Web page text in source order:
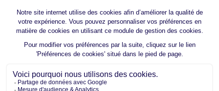
lien ou d’utiliser notre site internet à des fins publiques,
commerciales, ou privées. De même, toute utilisation du
contenu et de notre site internet à des fins illégales fera
l’objet de poursuites judiciaires.
4.EXCLUSION DE GARANTIE ET DE RESPONSABILITÉ